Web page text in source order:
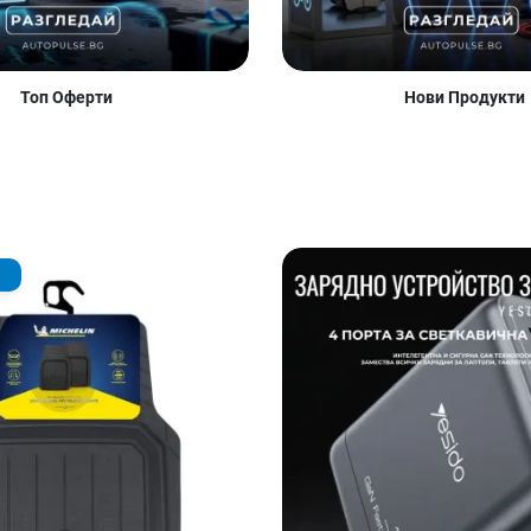
Топ Оферти Нови Продукти
Добави в любими